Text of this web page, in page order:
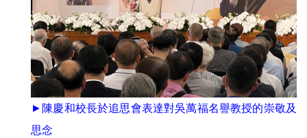
►陳慶和校長於追思會表達對吳萬福名譽教授的崇敬及
思念